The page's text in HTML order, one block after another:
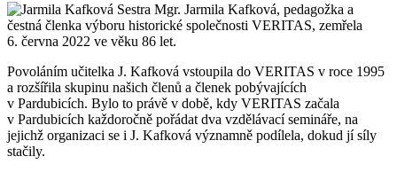
Sestra Mgr. Jarmila Kafková, pedagožka a
čestná členka výboru historické společnosti VERITAS, zemřela
6. června 2022 ve věku 86 let.
Povoláním učitelka J. Kafková vstoupila do VERITAS v roce 1995
a rozšířila skupinu našich členů a členek pobývajících
v Pardubicích. Bylo to právě v době, kdy VERITAS začala
v Pardubicích každoročně pořádat dva vzdělávací semináře, na
jejichž organizaci se i J. Kafková významně podílela, dokud jí síly
stačily.